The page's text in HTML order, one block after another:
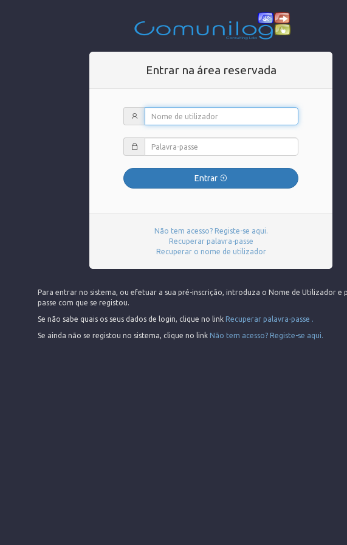
Entrar na área reservada
Entrar
Não tem acesso? Registe-se aqui.
Recuperar palavra-passe
Recuperar o nome de utilizador
Para entrar no sistema, ou efetuar a sua pré-inscrição, introduza o Nome de Utilizador e
passe com que se registou.
Se não sabe quais os seus dados de login, clique no link Recuperar palavra-passe .
Se ainda não se registou no sistema, clique no link Não tem acesso? Registe-se aqui.